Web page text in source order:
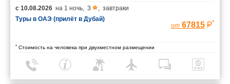
с 10.08.2026 на 1 ночь, 3 , завтраки
Туры в ОАЭ (прилёт в Дубай)
от 67815 *
* Стоимость на человека при двухместном размещении